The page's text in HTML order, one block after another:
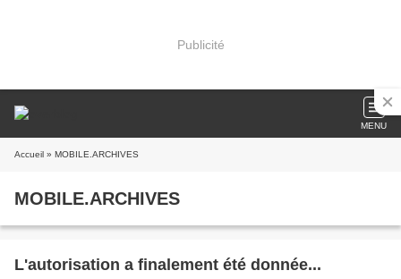
Publicité
MENU
Accueil » MOBILE.ARCHIVES
MOBILE.ARCHIVES
L'autorisation a finalement été donnée...